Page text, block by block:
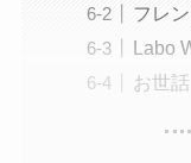
フレ
Labo
お世話